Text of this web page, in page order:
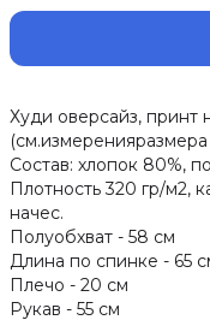
Худи оверсайз, принт
Состав: хлопок 80%,
Плотность 320 гр/м2,
начес.
Полуобхват - 58 см
Длина по спинке - 65
Плечо - 20 см
Рукав - 55 см